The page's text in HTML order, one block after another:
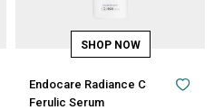
Endocare Radiance C
Ferulic Serum